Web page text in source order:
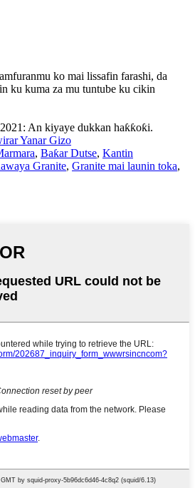
ko mai lissafin farashi, da
ku kuma za mu tuntube ku cikin
An kiyaye dukkan haƙƙoƙi.
Yanar Gizo
, Baƙar Dutse, Kantin
Granite, Granite mai launin toka,